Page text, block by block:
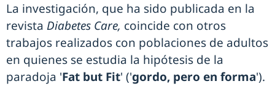
La investigación, que ha sido publicada en la
revista Diabetes Care, coincide con otros
trabajos realizados con poblaciones de adultos
en quienes se estudia la hipótesis de la
paradoja 'Fat but Fit' ('gordo, pero en forma').